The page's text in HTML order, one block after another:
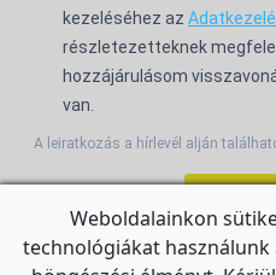
kezeléséhez az
részletezetteknek
hozzájárulásom
van.
A leiratkozás a hírlevél alján
For the English Newsletter,
Weboldalainkon
technológiákat